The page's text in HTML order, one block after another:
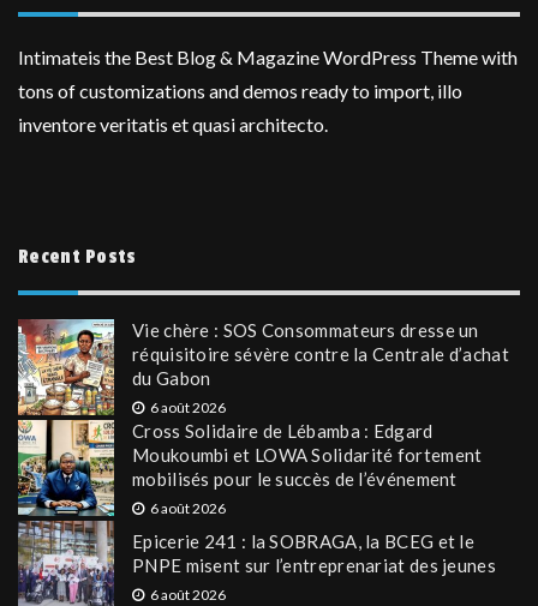
Intimateis the Best Blog & Magazine WordPress Theme with
tons of customizations and demos ready to import, illo
inventore veritatis et quasi architecto.
Recent Posts
Vie chère : SOS Consommateurs dresse un
réquisitoire sévère contre la Centrale d’achat
du Gabon
6 août 2026
Cross Solidaire de Lébamba : Edgard
Moukoumbi et LOWA Solidarité fortement
mobilisés pour le succès de l’événement
6 août 2026
Epicerie 241 : la SOBRAGA, la BCEG et le
PNPE misent sur l’entreprenariat des jeunes
6 août 2026